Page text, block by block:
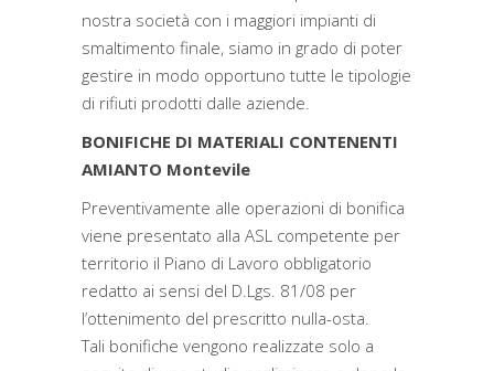
nostra società con i maggiori impianti di
smaltimento finale, siamo in grado di poter
gestire in modo opportuno tutte le tipologie
di rifiuti prodotti dalle aziende.
BONIFICHE DI MATERIALI CONTENENTI
AMIANTO Montevile
Preventivamente alle operazioni di bonifica
viene presentato alla ASL competente per
territorio il Piano di Lavoro obbligatorio
redatto ai sensi del D.Lgs. 81/08 per
l’ottenimento del prescritto nulla-osta.
Tali bonifiche vengono realizzate solo a